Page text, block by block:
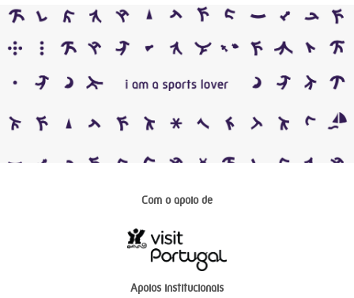
Com o apoio de
Apoios institucionais